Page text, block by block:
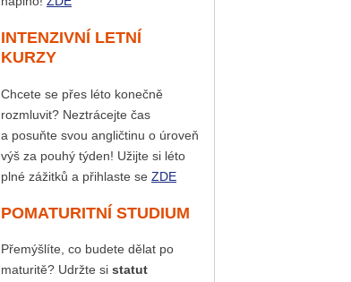
INTENZIVNÍ LETNÍ
KURZY
Chcete se přes léto konečně
rozmluvit? Neztrácejte čas
a posuňte svou angličtinu o úroveň
výš za pouhý týden! Užijte si léto
plné zážitků a přihlaste se ZDE
POMATURITNÍ STUDIUM
Přemýšlíte, co budete dělat po
maturitě? Udržte si statut